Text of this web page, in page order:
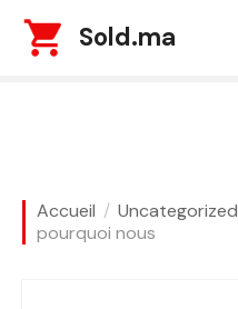
Sold.ma
Accueil Uncategorized
pourquoi nous